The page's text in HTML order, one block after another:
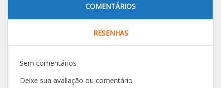
COMENTÁRIOS
RESENHAS
Sem comentários
Deixe sua avaliação ou comentário